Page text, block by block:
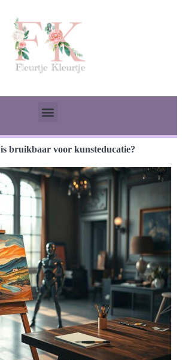
bruikbaar voor kunsteducatie?